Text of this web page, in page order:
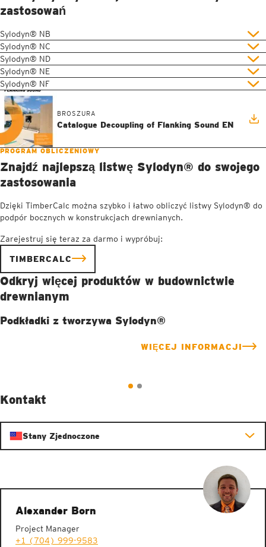
zastosowań
Sylodyn® NB
Sylodyn® NC
Sylodyn® ND
Sylodyn® NE
Sylodyn® NF
BROSZURA
Catalogue Decoupling of Flanking Sound EN
PROGRAM OBLICZENIOWY
Znajdź najlepszą listwę Sylodyn® do swojego
zastosowania
Dzięki TimberCalc można szybko i łatwo obliczyć listwy Sylodyn® do
podpór bocznych w konstrukcjach drewnianych.
Zarejestruj się teraz za darmo i wypróbuj:
TIMBERCALC
Odkryj więcej produktów w budownictwie
drewnianym
Podkładki z tworzywa Sylodyn®
WIĘCEJ INFORMACJI
Kontakt
Stany Zjednoczone
Alexander Born
Project Manager
+1 (704) 999-9583